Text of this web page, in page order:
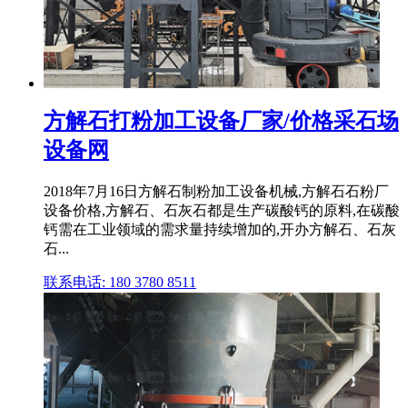
方解石打粉加工设备厂家/价格采石场
设备网
2018年7月16日方解石制粉加工设备机械,方解石石粉厂
设备价格,方解石、石灰石都是生产碳酸钙的原料,在碳酸
钙需在工业领域的需求量持续增加的,开办方解石、石灰
石...
联系电话: 180 3780 8511